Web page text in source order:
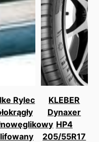
Rylec
KLEBER
Dynaxer
HP4
205/55R17